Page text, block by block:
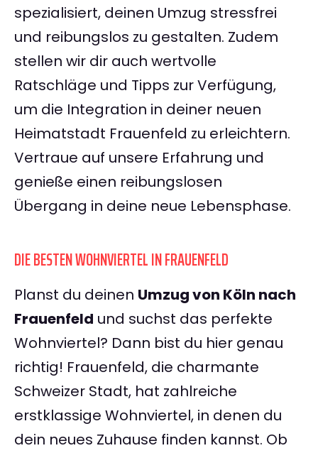
spezialisiert, deinen Umzug stressfrei
und reibungslos zu gestalten. Zudem
stellen wir dir auch wertvolle
Ratschläge und Tipps zur Verfügung,
um die Integration in deiner neuen
Heimatstadt Frauenfeld zu erleichtern.
Vertraue auf unsere Erfahrung und
genieße einen reibungslosen
Übergang in deine neue Lebensphase.
DIE BESTEN WOHNVIERTEL IN FRAUENFELD
Planst du deinen Umzug von Köln nach
Frauenfeld und suchst das perfekte
Wohnviertel? Dann bist du hier genau
richtig! Frauenfeld, die charmante
Schweizer Stadt, hat zahlreiche
erstklassige Wohnviertel, in denen du
dein neues Zuhause finden kannst. Ob